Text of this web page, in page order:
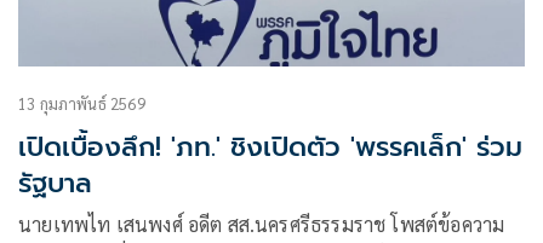
13 กุมภาพันธ์ 2569
เปิดเบื้องลึก! 'ภท.' ชิงเปิดตัว 'พรรคเล็ก' ร่วม
รัฐบาล
นายเทพไท เสนพงศ์ อดีต สส.นครศรีธรรมราช โพสต์ข้อความ